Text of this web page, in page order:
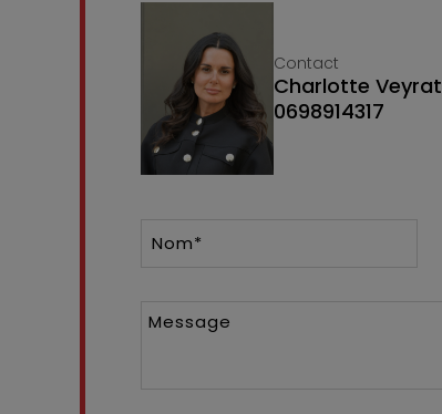
Contact
Charlotte Veyrat
0698914317
Nom*
Message